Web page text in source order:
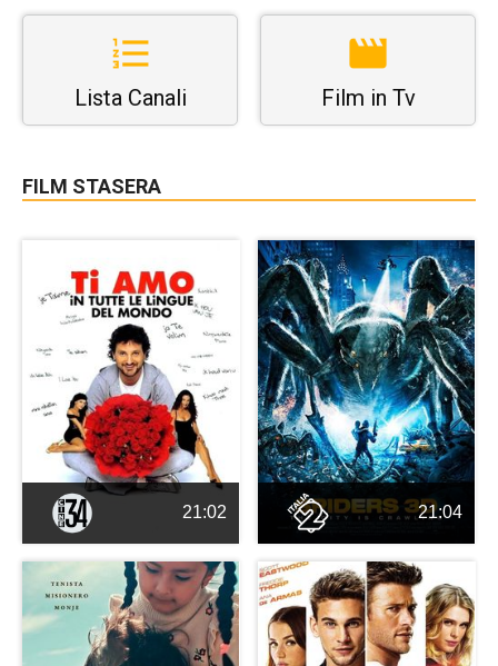
Lista Canali Film in Tv
FILM STASERA
21:02 21:04